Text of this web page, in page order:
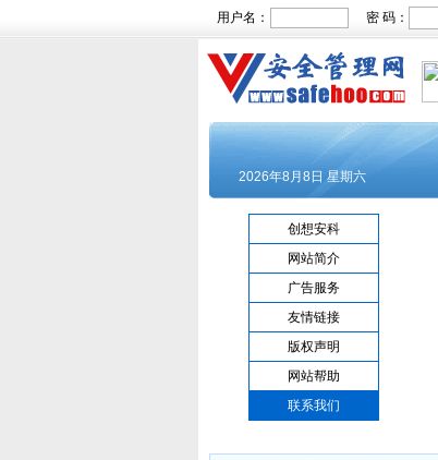
用户名： 密 码：
创想安科
网站简介
广告服务
友情链接
版权声明
网站帮助
联系我们